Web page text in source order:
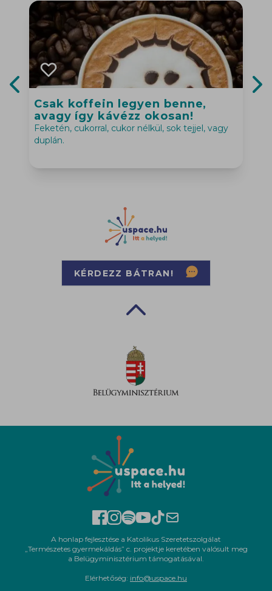
Csak koffein legyen benne,
avagy így kávézz okosan!
Feketén, cukorral, cukor nélkül, sok tejjel, vagy
duplán.
Previous slide
KÉRDEZZ BÁTRAN!
A honlap fejlesztése a Katolikus Szeretetszolgálat
„Természetes gyermekáldás” c. projektje keretében valósult meg
a Belügyminisztérium támogatásával.
Elérhetőség: info@uspace.hu